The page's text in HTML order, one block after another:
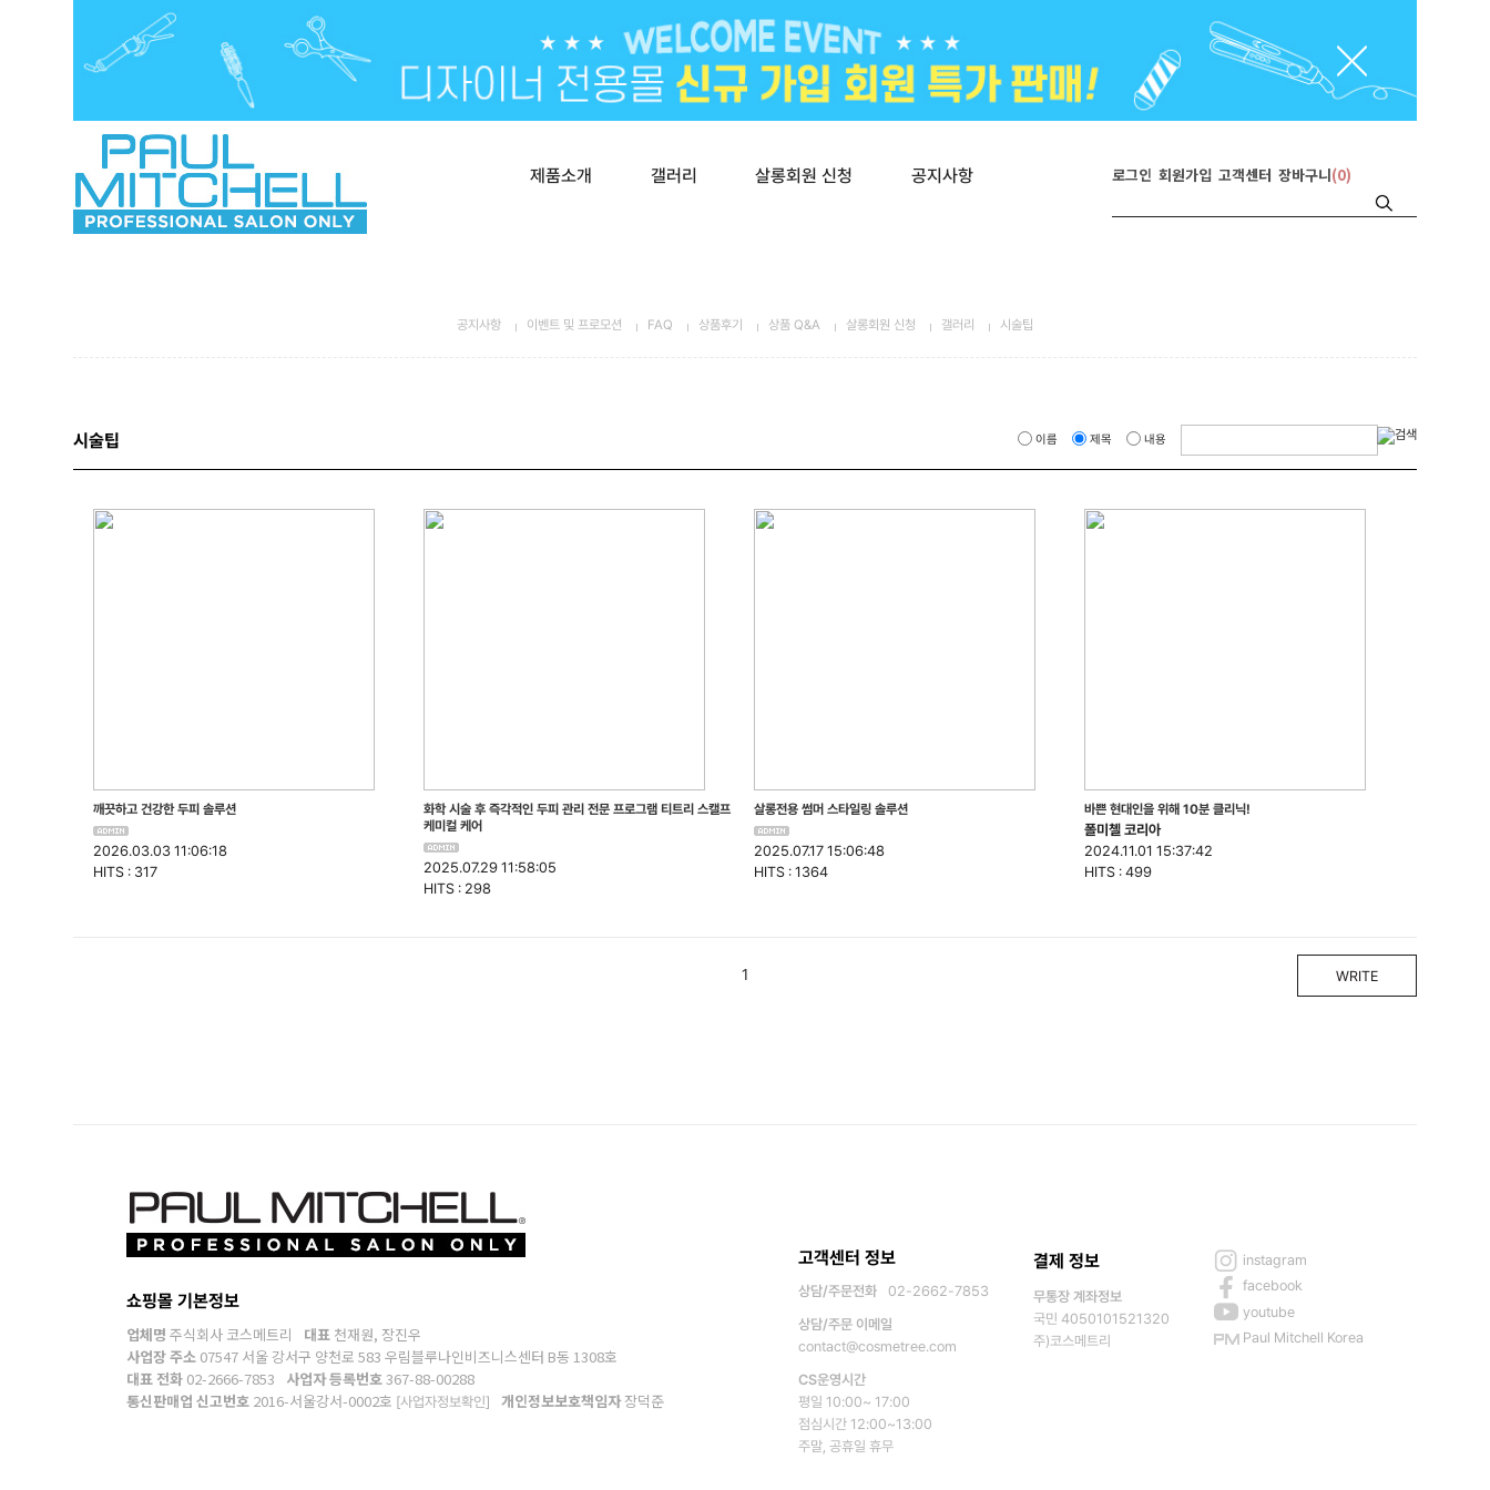
제품소개 갤러리 살롱회원 신청 공지사항 로그인 회원가입 고객센터 장바구니(0)
공지사항 이벤트 및 프로모션 FAQ 상품후기 상품 Q&A 살롱회원 신청 갤러리 시술팁
시술팁 이름 제목 내용
깨끗하고 건강한 두피 솔루션
2026.03.03 11:06:18
HITS : 317
화학 시술 후 즉각적인 두피 관리 전문 프로그램 티트리 스캘프
케미컬 케어
2025.07.29 11:58:05
HITS : 298
살롱전용 썸머 스타일링 솔루션
2025.07.17 15:06:48
HITS : 1364
바쁜 현대인을 위해 10분 클리닉!
폴미첼 코리아
2024.11.01 15:37:42
HITS : 499
WRITE
1
쇼핑몰 기본정보
업체명주식회사 코스메트리 대표 천재원, 장진우
사업장 주소 07547 서울 강서구 양천로 583 우림블루나인비즈니스센터 B동 1308호
대표 전화 02-2666-7853 사업자 등록번호367-88-00288
통신판매업 신고번호 2016-서울강서-0002호 [사업자정보확인] 개인정보보호책임자장덕준
고객센터 정보
상담/주문전화
02-2662-7853
상담/주문 이메일
contact@cosmetree.com
CS운영시간
평일 10:00~ 17:00
점심시간 12:00~13:00
주말, 공휴일 휴무
결제 정보
무통장 계좌정보
국민 4050101521320
주)코스메트리
instagram
facebook
youtube
Paul Mitchell Korea